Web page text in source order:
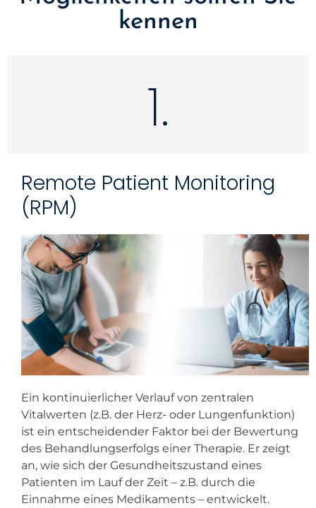
kennen
1.
Remote Patient Monitoring
(RPM)
Ein kontinuierlicher Verlauf von zentralen
Vitalwerten (z.B. der Herz- oder Lungenfunktion)
ist ein entscheidender Faktor bei der Bewertung
des Behandlungserfolgs einer Therapie. Er zeigt
an, wie sich der Gesundheitszustand eines
Patienten im Lauf der Zeit – z.B. durch die
Einnahme eines Medikaments – entwickelt.